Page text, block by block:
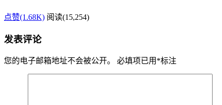
点赞(1.68K) 阅读(15,254)
发表评论
您的电子邮箱地址不会被公开。 必填项已用 *标注